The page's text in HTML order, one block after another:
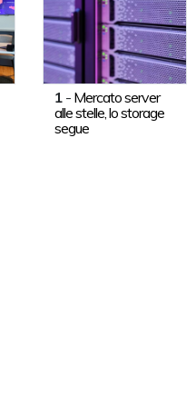
1- Mercato server
alle stelle, lo storage
segue